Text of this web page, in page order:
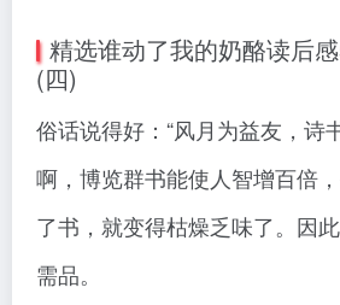
精选谁动了我的奶酪读后
(四)
俗话说得好：“风月为益友，诗
啊，博览群书能使人智增百倍
了书，就变得枯燥乏味了。因
需品。